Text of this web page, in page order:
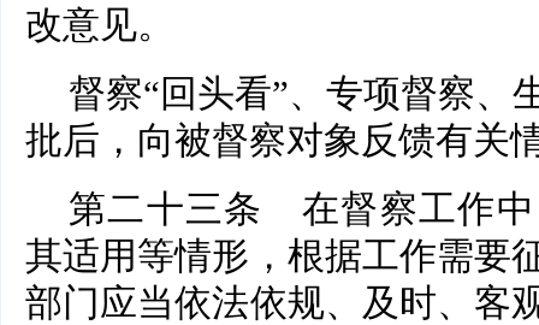
改意见。
督察“回头看”、专项督察、
批后，向被督察对象反馈有关
第二十三条 在督察工作中
其适用等情形，根据工作需要
部门应当依法依规、及时、客